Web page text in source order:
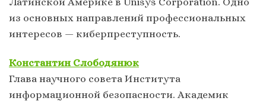
из основных направлений профессиональных
интересов — киберпреступность.
Константин Слободянюк
Глава научного совета Института
информационной безопасности. Академик